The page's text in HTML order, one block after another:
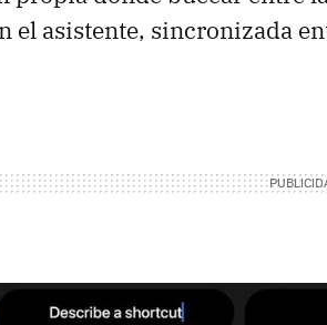
el asistente, sincronizada